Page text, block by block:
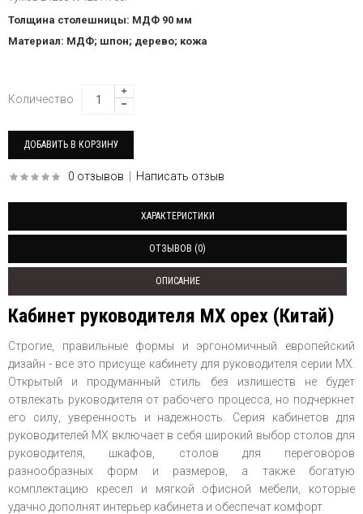
Толщина столешницы: МДФ 90 мм
Материал: МДФ; шпон; дерево; кожа
Количество
0 отзывов Написать отзыв
ХАРАКТЕРИСТИКИ
ОТЗЫВОВ (0)
ОПИСАНИЕ
Кабинет руководителя МХ орех (Китай)
Строгие, правильные формы и эргономичный европейский
дизайн - все это присуще кабинету для руководителя серии МХ.
Открытый и продуманный стиль без излишеств не будет
отвлекать руководителя от рабочего процесса, но подчеркнет
его силу, уверенность и надежность. Серия кабинетов для
руководителей МХ включает в себя широкий выбор столов для
руководителя, шкафов, столов для переговоров
разнообразных форм и размеров, а также богатую
комплектацию кресел и мягкой офисной мебели, которые
удачно дополнят интерьер кабинета и обеспечат комфорт.